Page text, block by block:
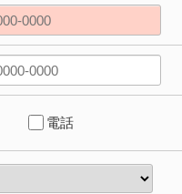
電話